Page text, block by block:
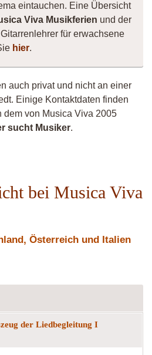
eintauchen. Eine Übersicht
Viva Musikferien und der
für erwachsene
hier.
auch privat und nicht an einer
Einige Kontaktdaten finden
dem von Musica Viva 2005
sucht Musiker.
bei Musica Viva
Österreich und Italien
der Liedbegleitung I